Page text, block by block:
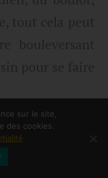
trois
inspirées de
sur le site,
des cookies.